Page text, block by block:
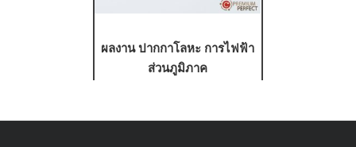
ผลงาน ปากกาโลหะ การไฟฟ้า
ส่วนภูมิภาค